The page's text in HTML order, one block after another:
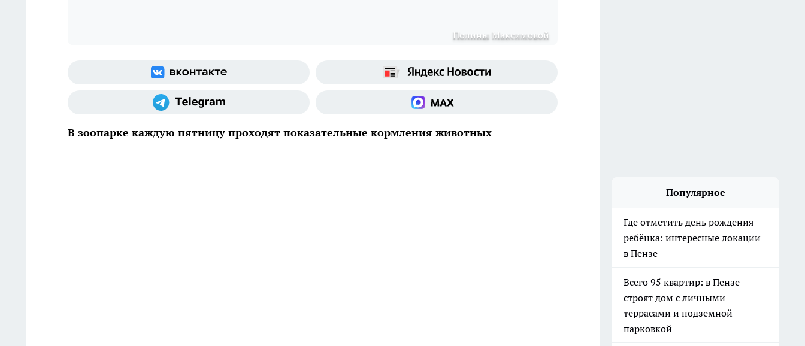
Полины Максимовой
В зоопарке каждую пятницу проходят показательные кормления животных
Популярное
Где отметить день рождения
ребёнка: интересные локации
в Пензе
Всего 95 квартир: в Пензе
строят дом с личными
террасами и подземной
парковкой